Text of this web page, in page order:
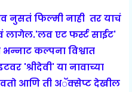
नुसतं फिल्मी नाही तर याचं
एट फर्स्ट साईट'
कल्पना विश्वात
'श्रीदेवी' यानावाच्या
आणि ती अॅक्सेप्ट देखील